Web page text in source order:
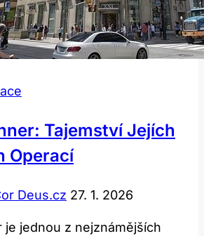
Tajemství Jejích
Operací
Deus.cz 27. 1. 2026
je jednou z nejznámějších